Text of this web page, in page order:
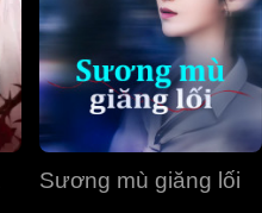
Sương mù giăng lối